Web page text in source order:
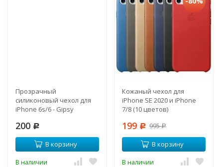
Прозрачный
силиконовый чехол для
iPhone 6s/6 - Gipsy
200 Р
В корзину
В наличии
Кожаный чехол для
iPhone SE 2020 и iPhone
7/8 (10 цветов)
199 Р 995Р
В корзину
В наличии